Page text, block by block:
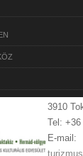
3910
Tel:
E-